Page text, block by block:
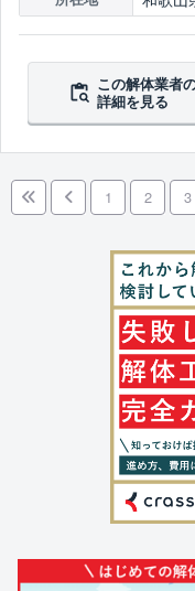
この解体業者
詳細を見る
1 2 3